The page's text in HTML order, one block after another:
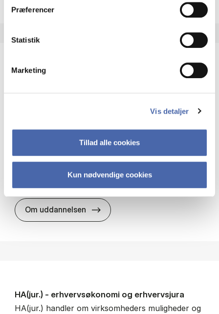
Præferencer
Statistik
Marketing
Vis detaljer
Tillad alle cookies
Kun nødvendige cookies
HA(it.) - erhvervs­økonomi og informations­
virksomheders muligheder og udfordringer inden
Organisation og ledelse
Om uddannelsen HA(it.) - erhvervs­økonomi og
HA(jur.) - erhvervs­økonomi og erhvervs­jura
HA(jur.) handler om virksomheders muligheder og